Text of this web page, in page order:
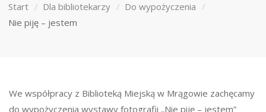
Start Dla bibliotekarzy
Do wypożyczenia
Nie piję – jestem
We współpracy z Biblioteką Miejską w Mrągowie zachęcamy
do wypożyczenia wystawy fotografii „Nie piję – jestem”